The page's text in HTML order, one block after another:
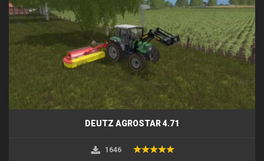
DEUTZ AGROSTAR 4.71
1646